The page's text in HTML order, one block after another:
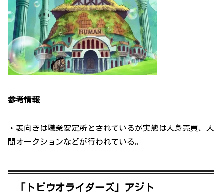
参考情報
・表向きは職業安定所とされているが実態は人身売買、人
間オークションなどが行われている。
「トビウオライダーズ」アジト